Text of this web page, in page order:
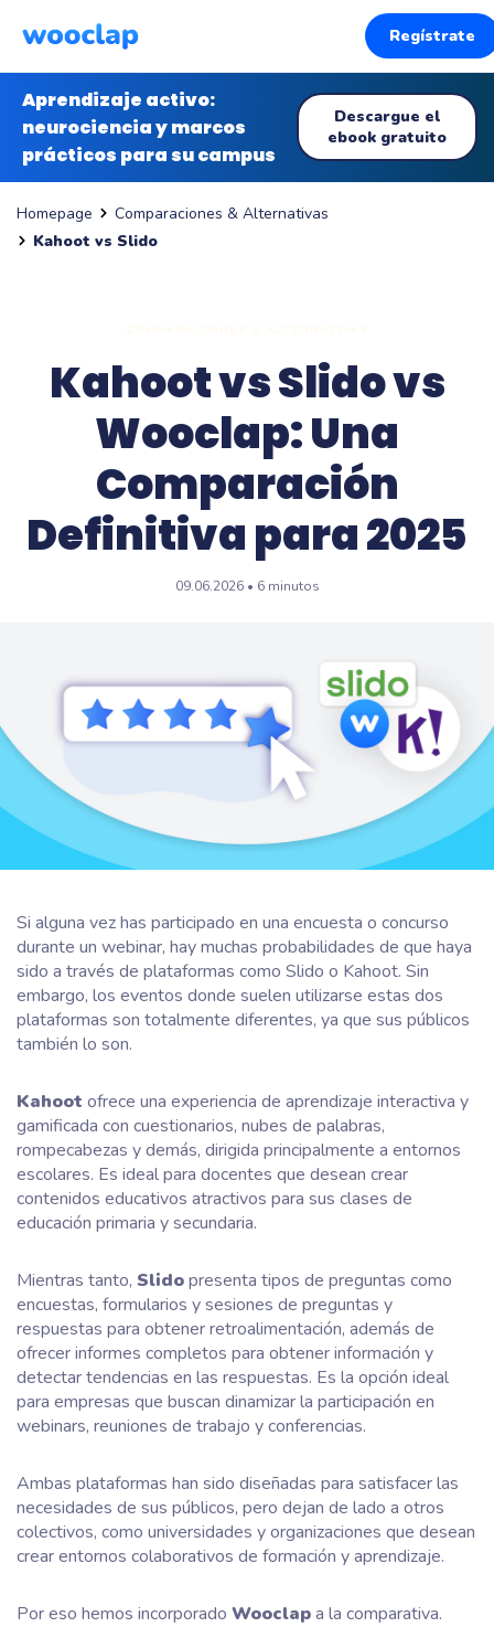
Regístrate
Aprendizaje activo:
neurociencia y marcos
prácticos para su campus
Descargue el
ebook gratuito
Homepage
Comparaciones & Alternativas
Kahoot vs Slido
Kahoot vs Slido vs
Wooclap: Una
Comparación
Definitiva para 2025
09.06.2026 • 6 minutos
Si alguna vez has participado en una encuesta o concurso
durante un webinar, hay muchas probabilidades de que haya
sido a través de plataformas como Slido o Kahoot. Sin
embargo, los eventos donde suelen utilizarse estas dos
plataformas son totalmente diferentes, ya que sus públicos
también lo son.
Kahoot ofrece una experiencia de aprendizaje interactiva y
gamificada con cuestionarios, nubes de palabras,
rompecabezas y demás, dirigida principalmente a entornos
escolares. Es ideal para docentes que desean crear
contenidos educativos atractivos para sus clases de
educación primaria y secundaria.
Mientras tanto, Slidopresenta tipos de preguntas como
encuestas, formularios y sesiones de preguntas y
respuestas para obtener retroalimentación, además de
ofrecer informes completos para obtener información y
detectar tendencias en las respuestas. Es la opción ideal
para empresas que buscan dinamizar la participación en
webinars, reuniones de trabajo y conferencias.
Ambas plataformas han sido diseñadas para satisfacer las
necesidades de sus públicos, pero dejan de lado a otros
colectivos, como universidades y organizaciones que desean
crear entornos colaborativos de formación y aprendizaje.
Por eso hemos incorporado Wooclapa la comparativa.